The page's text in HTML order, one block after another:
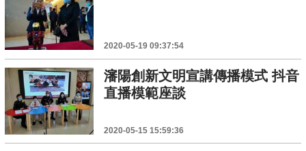
2020-05-19 09:37:54
瀋陽創新文明宣講傳播模式 抖音
直播模範座談
2020-05-15 15:59:36